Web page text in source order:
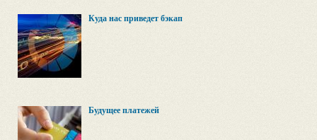
Куда нас приведет бэкап
Будущее платежей